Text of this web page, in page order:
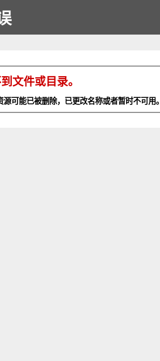
文件或目录。
源可能已被删除，已更改名称或者暂时不可用。